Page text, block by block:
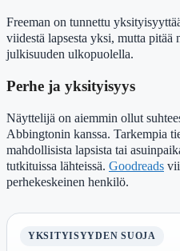
Freeman on tunnettu
viidestä lapsesta yksi, mutta pitää
julkisuuden ulkopuolella.
Perhe ja yksityisyys
Näyttelijä on aiemmin ollut
Abbingtonin kanssa. Tarkempia
mahdollisista lapsista tai
tutkituissa lähteissä. Goodreads
perhekeskeinen henkilö.
YKSITYISYYDEN SUOJA